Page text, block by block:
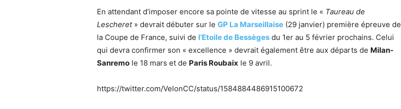
En attendant d’imposer encore sa pointe de vitesse au sprint le « Taureau de
Lescheret» devrait débuter sur le GP La Marseillaise (29 janvier) première épreuve de
la Coupe de France, suivi de l’Etoile de Bessèges du 1er au 5 février prochains. Celui
qui devra confirmer son « excellence » devrait également être aux départs de Milan-
Sanremo le 18 mars et de Paris Roubaix le 9 avril.
https://twitter.com/VelonCC/status/1584884486915100672